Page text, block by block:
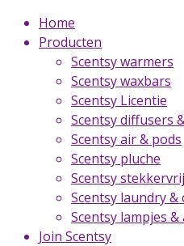
Home
Producten
Scentsy warmers
Scentsy waxbars
Scentsy Licentie
Scentsy diffusers
Scentsy air & pods
Scentsy pluche
Scentsy stekkervrij
Scentsy laundry &
Scentsy lampjes &
Join Scentsy